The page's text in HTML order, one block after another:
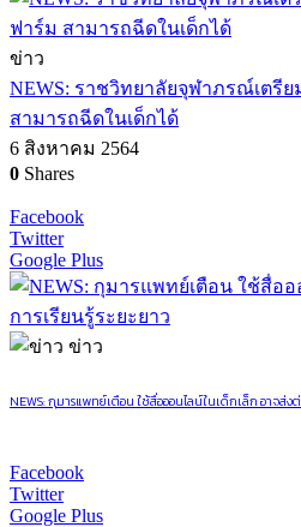
ข่าว
NEWS: ราชวิทยาลัยจุฬาภรณ์เตรี
สามารถฉีดในเด็กได้
6 สิงหาคม 2564
0 Shares
Facebook
Twitter
Google Plus
ข่าว
NEWS: กุมารแพทย์เตือน ใช้สื่อออนไลน์ในเด็กเล็ก อาจส่งต่
Facebook
Twitter
Google Plus